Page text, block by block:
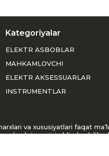
Kategoriyalar
ELEKTR ASBOBLAR
MAHKAMLOVCHI
ELEKTR AKSESSUARLAR
INSTRUMENTLAR
va xususiyatlari faqat
narxini oldindan bilib